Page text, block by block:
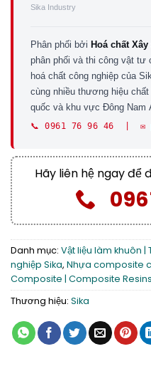
Sika Industry
Phân phối bởi Hoá chất
phân phối và thi công vật tư
hoá chất công nghiệp của
cùng nhiều thương hiệu
quốc và khu vực Đông Nam
📞 0961 76 96 46 | ✉️
Hãy liên hệ ngay để
Danh mục: Vật liệu làm khuôn |
nghiệp Sika, Nhựa composite
Composite | Composite Resins
Thương hiệu: Sika